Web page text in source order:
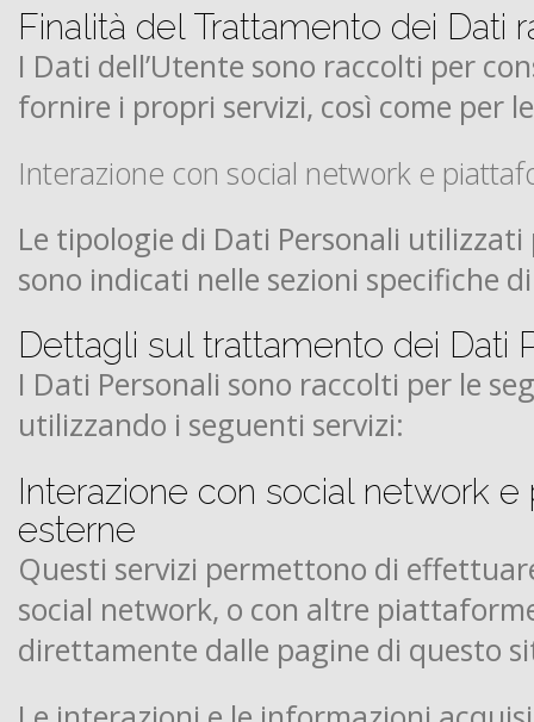
Finalità del Trattamento dei Dati
I Dati dell’Utente sono raccolti per
fornire i propri servizi, così come per
Interazione con social network e
Le tipologie di Dati Personali
sono indicati nelle sezioni specifiche
Dettagli sul trattamento dei Dati
I Dati Personali sono raccolti per le
utilizzando i seguenti servizi:
Interazione con social network e
esterne
Questi servizi permettono di
social network, o con altre
direttamente dalle pagine di questo